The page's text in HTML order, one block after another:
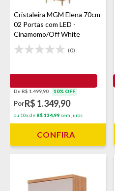
Cristaleira MGM Elena 70cm
02 Portas com LED -
Cinamomo/Off White
(0)
De R$ 1.499,90 10% OFF
PorR$ 1.349,90
ou 10x de R$ 134,99 sem juros
CONFIRA